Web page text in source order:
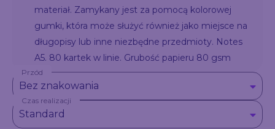
materiał. Zamykany jest za pomocą kolorowej
gumki, która może służyć również jako miejsce na
długopisy lub inne niezbędne przedmioty. Notes
A5. 80 kartek w linie. Grubość papieru 80 gsm
Przód
Bez znakowania
Czas realizacji
Standard